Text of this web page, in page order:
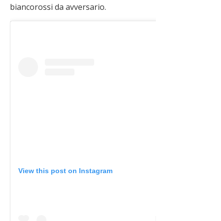
biancorossi da avversario.
View this post on Instagram